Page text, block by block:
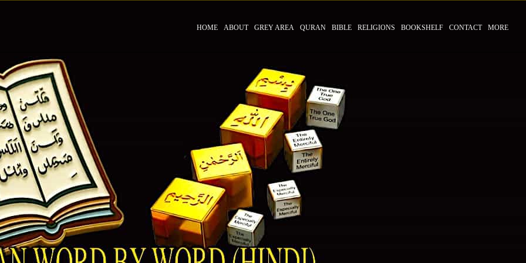
HOME ABOUT GREY AREA QURAN BIBLE RELIGIONS BOOKSHELF CONTACT MORE